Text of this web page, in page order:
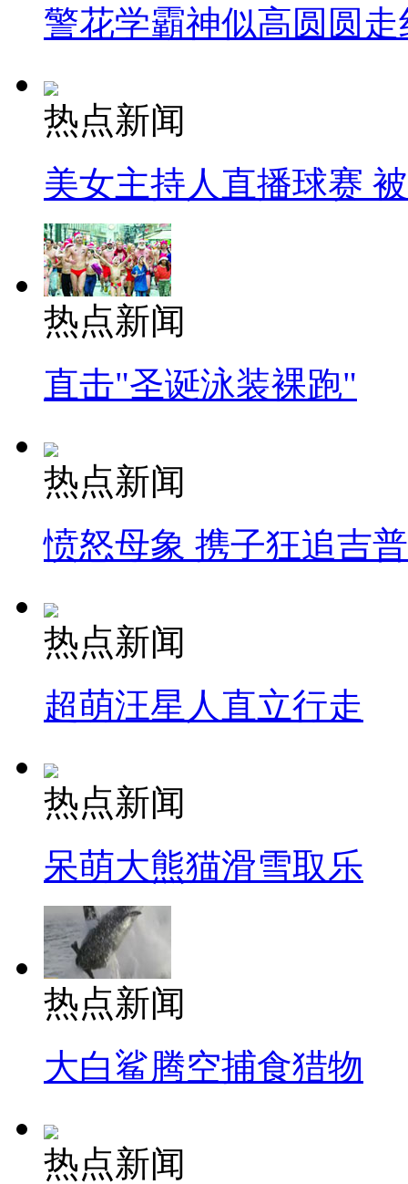
警花学霸神似高圆圆走
热点新闻
美女主持人直播球赛
热点新闻
直击"圣诞泳装裸跑"
热点新闻
愤怒母象 携子狂追吉
热点新闻
超萌汪星人直立行走
热点新闻
呆萌大熊猫滑雪取乐
热点新闻
大白鲨腾空捕食猎物
热点新闻